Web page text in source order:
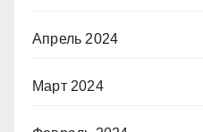
Апрель 2024
Март 2024